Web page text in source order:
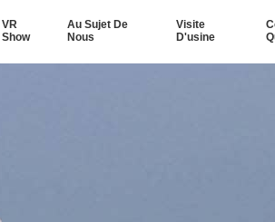
VR
Show
Au Sujet De
Nous
Visite
D'usine